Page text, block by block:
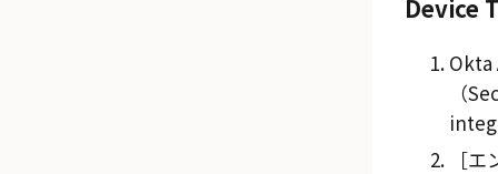
Device
Okta
（
エ